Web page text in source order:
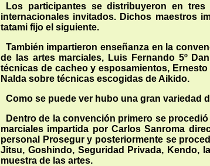
Los participantes se distribuyeron en
internacionales invitados. Dichos maestros
tatami fijo el siguiente.
También impartieron enseñanza en la
de las artes marciales, Luis Fernando 5º
técnicas de cacheo y esposamientos,
Nalda sobre técnicas escogidas de Aikido.
Como se puede ver hubo una gran variedad
Dentro de la convención primero se
marciales impartida por Carlos Sanroma
personal Prosegur y posteriormente se
Jitsu, Goshindo, Seguridad Privada, Kendo,
muestra de las artes.